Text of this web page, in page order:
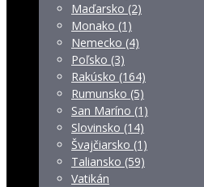
Maďarsko (2)
Monako (1)
Nemecko (4)
Poľsko (3)
Rakúsko (164)
Rumunsko (5)
San Maríno (1)
Slovinsko (14)
Švajčiarsko (1)
Taliansko (59)
Vatikán